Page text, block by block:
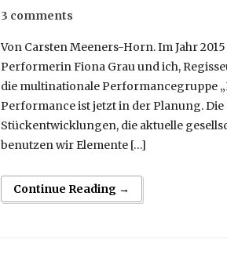
3 comments
Von Carsten Meeners-Horn. Im Jahr
Performerin Fiona Grau und ich,
die multinationale Performancegruppe
Performance ist jetzt in der Planung.
Stückentwicklungen, die aktuelle
benutzen wir Elemente […]
Continue Reading →